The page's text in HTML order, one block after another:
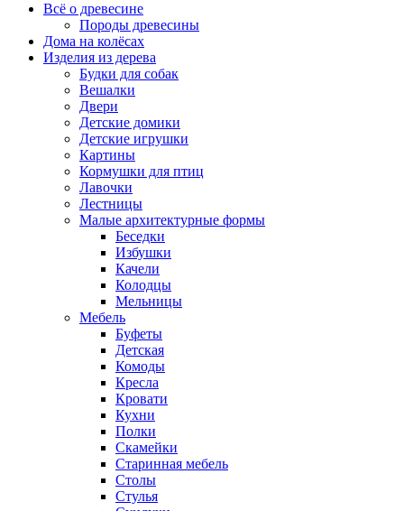
Всё о древесине
Породы древесины
Дома на колёсах
Изделия из дерева
Будки для собак
Вешалки
Двери
Детские домики
Детские игрушки
Картины
Кормушки для птиц
Лавочки
Лестницы
Малые архитектурные формы
Беседки
Избушки
Качели
Колодцы
Мельницы
Мебель
Буфеты
Детская
Комоды
Кресла
Кровати
Кухни
Полки
Скамейки
Старинная мебель
Столы
Стулья